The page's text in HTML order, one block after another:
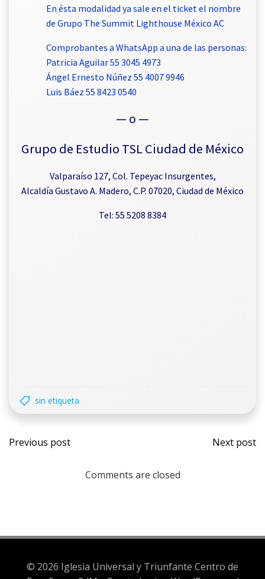
En ésta modalidad ya sale en el ticket el nombre
de Grupo The Summit Lighthouse México AC
Comprobantes a WhatsApp a una de las personas:
Patricia Aguilar 55 3045 4973
Ángel Ernesto Núñez 55 4007 9946
Luis Báez 55 8423 0540
— o —
Grupo de Estudio TSL Ciudad de México
Valparaíso 127, Col. Tepeyac Insurgentes,
Alcaldía Gustavo A. Madero, C.P. 07020, Ciudad de México
Tel: 55 5208 8384
sin etiqueta
Previous post Next post
Comments are closed
© 2026 Iglesia Universal y Triunfante Centro de